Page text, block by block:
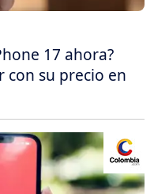
17 ahora?
con su precio en